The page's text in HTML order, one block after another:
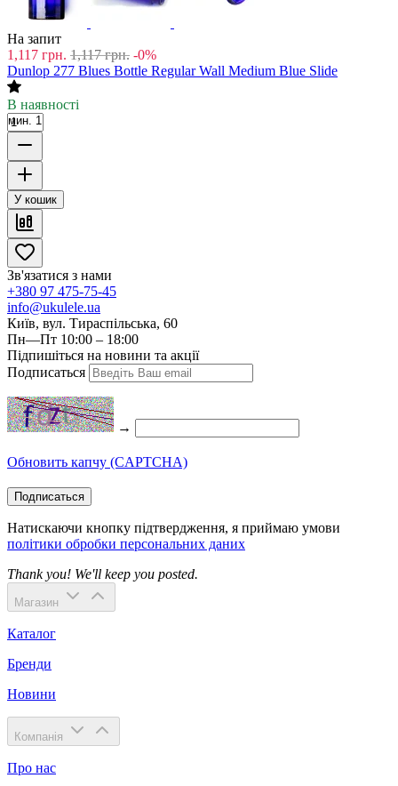
На запит
1,117 грн. 1,117 грн. -0%
Dunlop 277 Blues Bottle Regular Wall Medium Blue Slide
В наявності
мин. 1
У кошик
Зв'язатися з нами
+380 97 475-75-45
info@ukulele.ua
Київ, вул. Тираспільська, 60
Пн—Пт 10:00 – 18:00
Підпишіться на новини та акції
Подписаться
→
Обновить капчу (CAPTCHA)
Подписаться
Натискаючи кнопку підтвердження, я приймаю умови
політики обробки персональних даних
Thank you! We'll keep you posted.
Магазин
Каталог
Бренди
Новини
Компанія
Про нас